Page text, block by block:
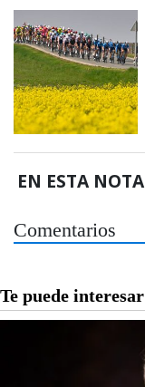
EN ESTA NOTA
Comentarios